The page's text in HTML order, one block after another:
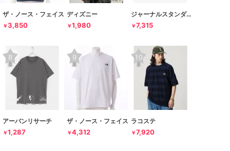
ザ・ノース・フェイス
￥3,850
ディズニー
￥1,980
ジャーナルスタンダード レリューム
￥7,315
アーバンリサーチ
￥1,287
ザ・ノース・フェイス
￥4,312
ラコステ
￥7,920